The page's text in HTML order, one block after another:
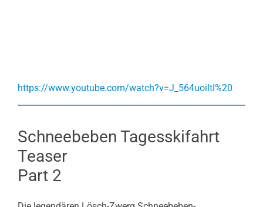
https://www.youtube.com/watch?v=J_564uoiltI%20
Schneebeben Tagesskifahrt
Teaser
Part 2